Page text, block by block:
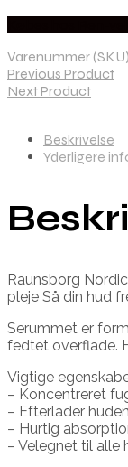
Varenummer
Previous Product
Next Product
Beskrivelse
Yderligere
Raunsborg
pleje Så din hud
Serummet er
fedtet overflade.
Vigtige
– Koncentreret
– Efterlader
– Hurtig
– Velegnet til alle